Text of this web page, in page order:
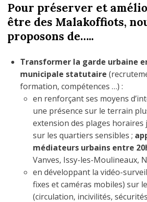
Pour préserver et
être des Malakoffiots,
proposons de…..
Transformer la garde urbaine
municipale statutaire
formation, compétences …) :
en renforçant ses moyens
une présence sur le terrain
extension des plages horaires
sur les quartiers sensibles ;
médiateurs urbains entre
Vanves, Issy-les-Moulineaux,
en développant la vidéo-
fixes et caméras mobiles) sur
(circulation, incivilités,